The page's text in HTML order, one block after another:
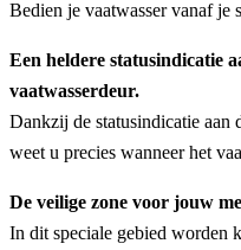
Bedien je vaatwasser vanaf je
Een heldere statusindicatie
vaatwasserdeur.
Dankzij de statusindicatie aan
weet u precies wanneer het
De veilige zone voor jouw
In dit speciale gebied worden